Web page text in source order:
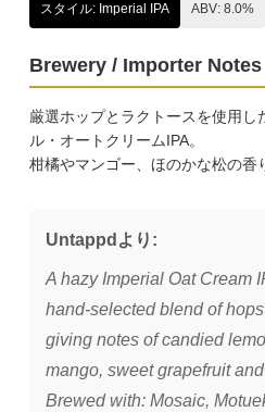
スタイル: Imperial IPA ABV: 8.0%
Brewery / Importer Notes
厳選ホップとラクトースを使用し
ル・オートクリームIPA。
柑橘やマンゴー、ほのかな松の香
Untappdより:
A hazy Imperial Oat Cream
hand-selected blend of
giving notes of candied
mango, sweet grapefruit
Brewed with: Mosaic,